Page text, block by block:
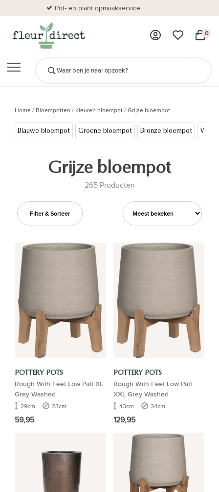
Pot- en plant opmaakservice
0
Home/ Bloempotten / Kleuren bloempot/Grijze bloempot
Blauwe bloempot Groene bloempot Bronze bloempot Witte
Grijze bloempot
265 Producten
Filter & Sorteer
POTTERY POTS
Rough With Feet Low Patt XL
Grey Washed
29cm 23cm
59,95
POTTERY POTS
Rough With Feet Low Patt
XXL Grey Washed
43cm 34cm
129,95